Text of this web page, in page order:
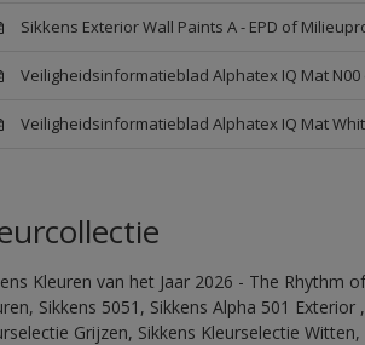
Sikkens Exterior Wall Paints A - EPD of
Veiligheidsinformatieblad Alphatex IQ Mat N00
Veiligheidsinformatieblad Alphatex IQ Mat
Kleuren van het Jaar 2026 - The Rhythm
Sikkens 5051, Sikkens Alpha 501
Grijzen, Sikkens Kleurselectie